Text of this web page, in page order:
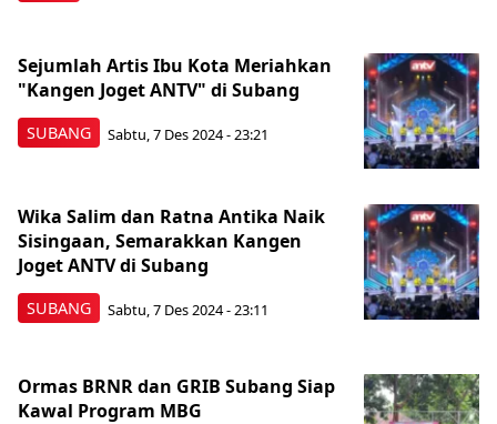
SUBANG
Sejumlah Artis Ibu Kota Meriahkan
"Kangen Joget ANTV" di Subang
Sabtu, 7 Des 2024 - 23:21
SUBANG
Wika Salim dan Ratna Antika Naik
Sisingaan, Semarakkan Kangen
Joget ANTV di Subang
Sabtu, 7 Des 2024 - 23:11
Ormas BRNR dan GRIB Subang Siap
Kawal Program MBG